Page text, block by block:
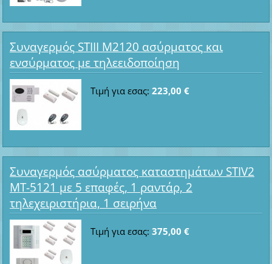
Συναγερμός STIII M2120 ασύρματος και
ενσύρματος με τηλεειδοποίηση
Τιμή για εσας: 223,00 €
Συναγερμός ασύρματος καταστημάτων STIV2
MT-5121 με 5 επαφές, 1 ραντάρ, 2
τηλεχειριστήρια, 1 σειρήνα
Τιμή για εσας: 375,00 €